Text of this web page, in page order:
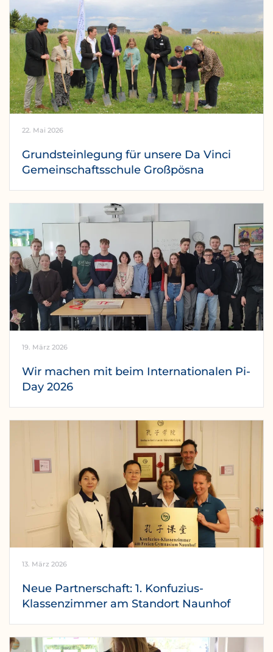
22. Mai 2026
Grundsteinlegung für unsere Da Vinci
Gemeinschaftsschule Großpösna
19. März 2026
Wir machen mit beim Internationalen Pi-
Day 2026
13. März 2026
Neue Partnerschaft: 1. Konfuzius-
Klassenzimmer am Standort Naunhof